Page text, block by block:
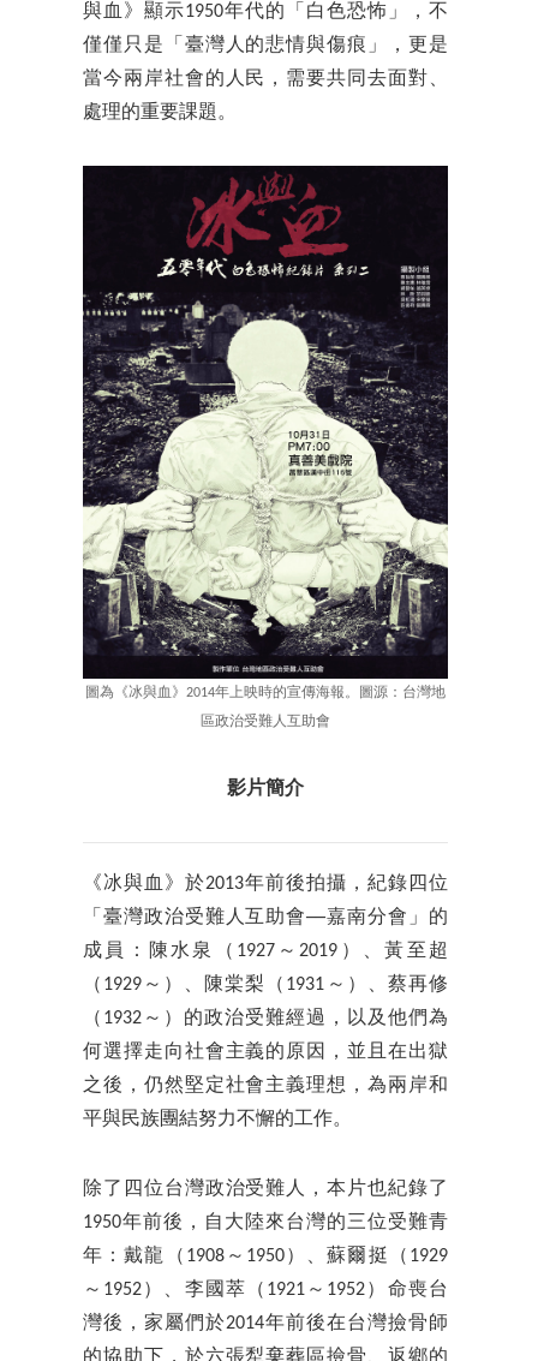
與血》顯示1950年代的「白色恐怖」，不
僅僅只是「臺灣人的悲情與傷痕」，更是
當今兩岸社會的人民，需要共同去面對、
處理的重要課題。
圖為《冰與血》2014年上映時的宣傳海報。圖源：台灣地
區政治受難人互助會
影片簡介
《冰與血》於2013年前後拍攝，紀錄四位
「臺灣政治受難人互助會──嘉南分會」的
成員：陳水泉（1927～2019）、黃至超
（1929～）、陳棠梨（1931～）、蔡再修
（1932～）的政治受難經過，以及他們為
何選擇走向社會主義的原因，並且在出獄
之後，仍然堅定社會主義理想，為兩岸和
平與民族團結努力不懈的工作。
除了四位台灣政治受難人，本片也紀錄了
1950年前後，自大陸來台灣的三位受難青
年：戴龍（1908～1950）、蘇爾挺（1929
～1952）、李國萃（1921～1952）命喪台
灣後，家屬們於2014年前後在台灣撿骨師